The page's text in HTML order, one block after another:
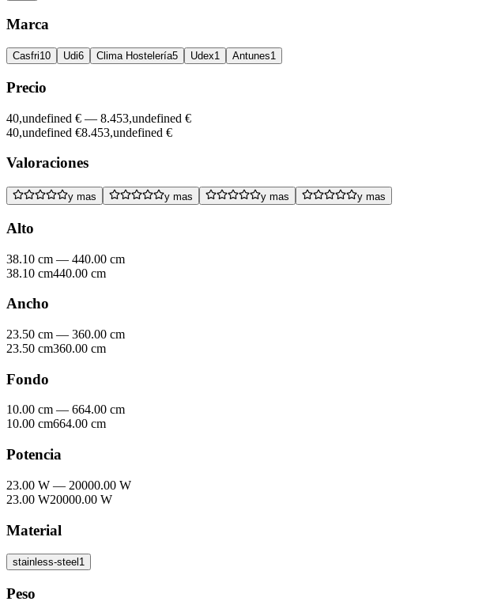
Marca
Casfri10 Udi6 Clima Hostelería5 Udex1 Antunes1
Precio
40,undefined € — 8.453,undefined €
40,undefined €8.453,undefined €
Valoraciones
y mas y mas y mas y mas
Alto
38.10 cm — 440.00 cm
38.10 cm440.00 cm
Ancho
23.50 cm — 360.00 cm
23.50 cm360.00 cm
Fondo
10.00 cm — 664.00 cm
10.00 cm664.00 cm
Potencia
23.00 W — 20000.00 W
23.00 W20000.00 W
Material
stainless-steel 1
Peso